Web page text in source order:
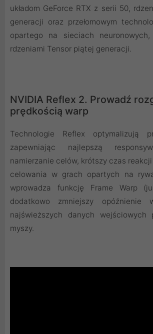
układom GeForce RTX z serii 50,
generacji oraz przełomowym
opartego na sieciach neuronowych,
rdzeniami Tensor piątej generacji.
NVIDIA Reflex 2. Prowadź
prędkością warp
Technologie Reflex optymalizują
zapewniając najlepszą
namierzanie celów, krótszy czas
celowania w grach opartych na
wprowadza funkcję Frame Warp
dodatkowo zmniejszy opóźnienie
najświeższych danych wejściowych
myszy.